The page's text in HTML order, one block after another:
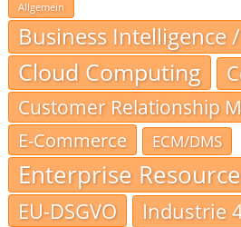
Allgemein
Business Intelligence
Cloud Computing
Customer Relationship
E-Commerce
ECM/DMS
Enterprise
EU-DSGVO Industrie